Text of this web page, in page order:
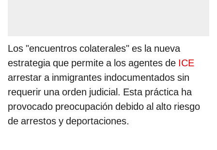
Los "encuentros colaterales" es la nueva
estrategia que permite a los agentes de ICE
arrestar a inmigrantes indocumentados sin
requerir una orden judicial. Esta práctica ha
provocado preocupación debido al alto riesgo
de arrestos y deportaciones.